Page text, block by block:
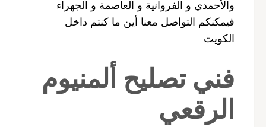
والأحمدي و الفروانية و العاصمة و الجهراء
فيمكنكم التواصل معنا أين ما كنتم داخل
الكويت
فني تصليح ألمنيوم
الرقعي